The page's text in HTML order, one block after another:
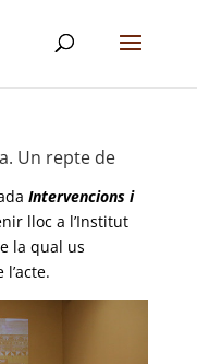
Un repte de
Intervencions i
lloc a l’Institut
la qual us